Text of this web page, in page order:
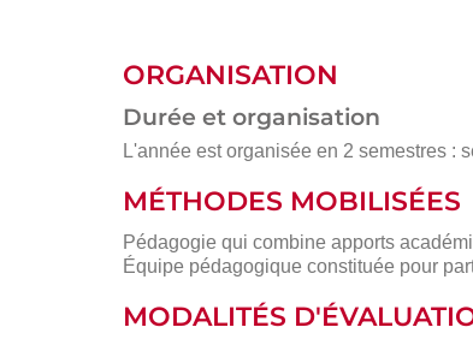
ORGANISATION
Durée et organisation
L'année est organisée en 2 semestres :
MÉTHODES MOBILISÉES
Pédagogie qui combine apports
Équipe pédagogique constituée pour
MODALITÉS